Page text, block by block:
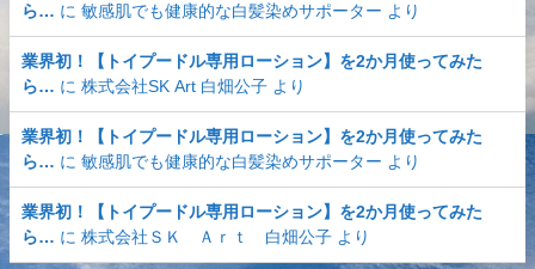
ら… に 敏感肌でも健康的な白髪染めサポーター より
業界初！【トイプードル専用ローション】を2か月使ってみた
ら… に 株式会社SK Art 白畑公子 より
業界初！【トイプードル専用ローション】を2か月使ってみた
ら… に 敏感肌でも健康的な白髪染めサポーター より
業界初！【トイプードル専用ローション】を2か月使ってみた
ら… に 株式会社ＳＫ Ａｒｔ 白畑公子 より